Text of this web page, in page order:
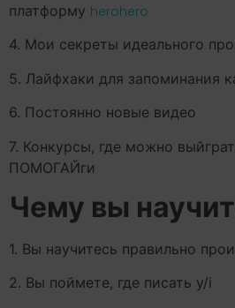
платформу herohero
4. Мои секреты идеального
5. Лайфхаки для запоминания
6. Постоянно новые видео
7. Конкурсы, где можно
ПОМОГАЙги
Чему вы
1. Вы научитесь правильно
2. Вы поймете, где писать y/i